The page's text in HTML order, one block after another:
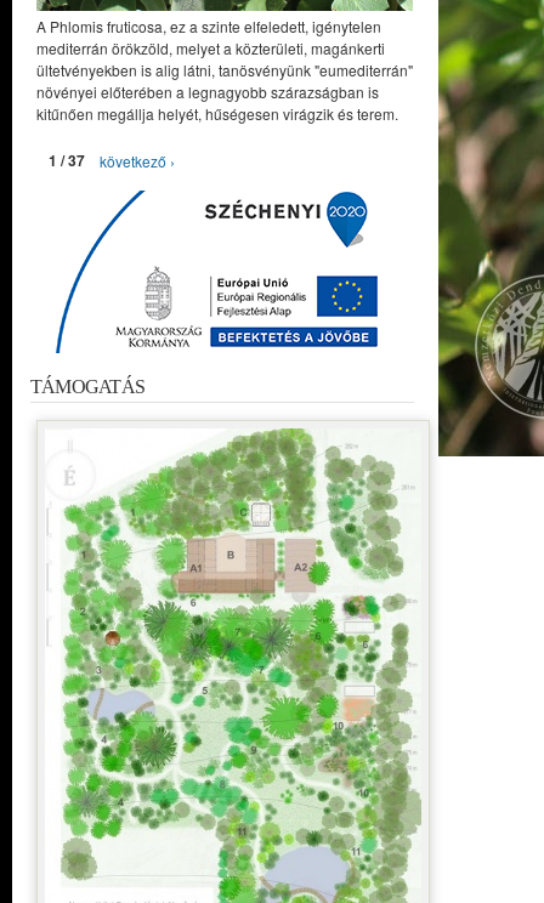
A Phlomis fruticosa, ez a szinte elfeledett, igénytelen
mediterrán örökzöld, melyet a közterületi, magánkerti
ültetvényekben is alig látni, tanösvényünk "eumediterrán"
növényei előterében a legnagyobb szárazságban is
kitűnően megállja helyét, hűségesen virágzik és terem.
1 / 37 következő ›
TÁMOGATÁS